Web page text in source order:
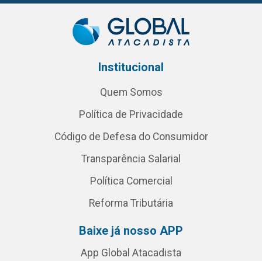
Institucional
Quem Somos
Política de Privacidade
Código de Defesa do Consumidor
Transparência Salarial
Política Comercial
Reforma Tributária
Baixe já nosso APP
App Global Atacadista